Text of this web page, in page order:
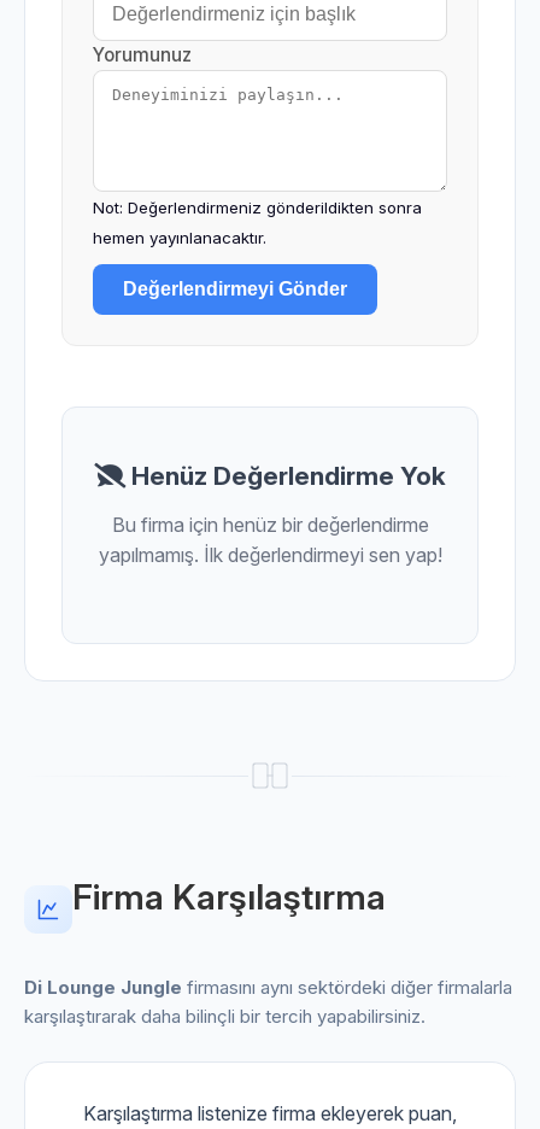
Yorumunuz
Not: Değerlendirmeniz gönderildikten sonra
hemen yayınlanacaktır.
Değerlendirmeyi Gönder
Henüz Değerlendirme Yok
Bu firma için henüz bir değerlendirme
yapılmamış. İlk değerlendirmeyi sen yap!
Firma Karşılaştırma
Di Lounge Jungle firmasını aynı sektördeki diğer firmalarla
karşılaştırarak daha bilinçli bir tercih yapabilirsiniz.
Karşılaştırma listenize firma ekleyerek puan,